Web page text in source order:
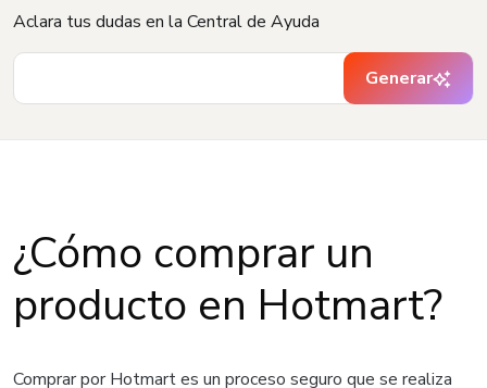
Aclara tus dudas en la Central de Ayuda
Generar
¿Cómo comprar un
producto en Hotmart?
Comprar por Hotmart es un proceso seguro que se realiza